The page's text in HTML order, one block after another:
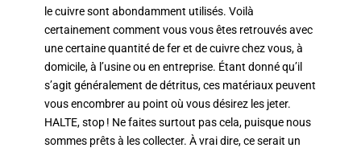
le cuivre sont abondamment utilisés. Voilà
certainement comment vous vous êtes retrouvés avec
une certaine quantité de fer et de cuivre chez vous, à
domicile, à l’usine ou en entreprise. Étant donné qu’il
s’agit généralement de détritus, ces matériaux peuvent
vous encombrer au point où vous désirez les jeter.
HALTE, stop ! Ne faites surtout pas cela, puisque nous
sommes prêts à les collecter. À vrai dire, ce serait un